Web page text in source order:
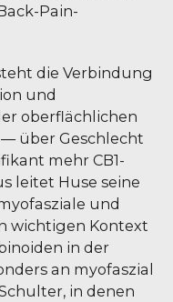
Pain-
die Verbindung
und
oberflächlichen
über Geschlecht
mehr CB1-
leitet Huse seine
und
wichtigen Kontext
in der
an myofaszial
in denen